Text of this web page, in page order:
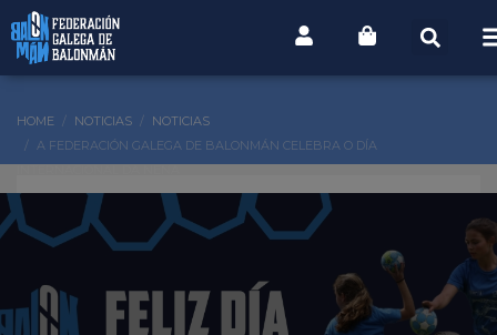
HOME NOTICIAS
NOTICIAS
A FEDERACIÓN GALEGA DE BALONMÁN CELEBRA O DÍA